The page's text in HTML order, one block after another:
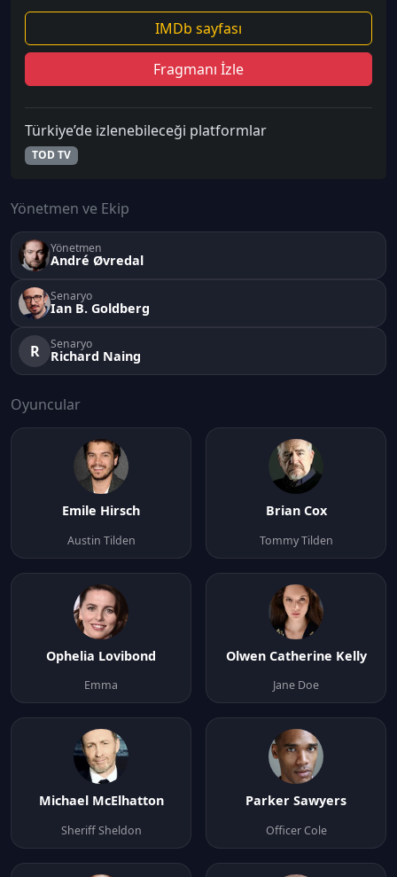
IMDb sayfası
Fragmanı İzle
Türkiye’de izlenebileceği platformlar
TOD TV
Yönetmen ve Ekip
Yönetmen
André Øvredal
Senaryo
Ian B. Goldberg
R Senaryo
Richard Naing
Oyuncular
Emile Hirsch
Austin Tilden
Brian Cox
Tommy Tilden
Ophelia Lovibond
Emma
Olwen Catherine Kelly
Jane Doe
Michael McElhatton
Sheriff Sheldon
Parker Sawyers
Officer Cole